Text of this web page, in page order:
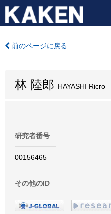
前のページに戻る
林 陸郎 HAYASHI Ricro
研究者番号
00156465
その他のID